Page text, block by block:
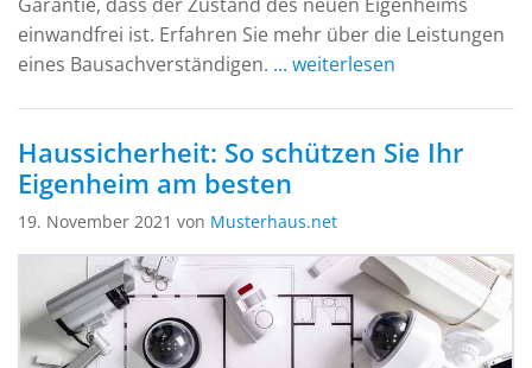
einwandfrei ist. Erfahren Sie mehr über die Leistungen
eines Bausachverständigen. ... weiterlesen
Haussicherheit: So schützen Sie Ihr
Eigenheim am besten
19. November 2021 von Musterhaus.net